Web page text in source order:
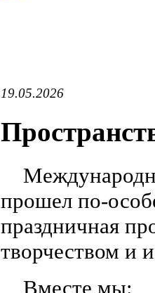
19.05.2026
прошел по-
праздничная
творчеством и
Вместе мы: